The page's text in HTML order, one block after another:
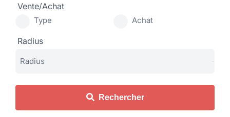
Vente/Achat
Type Achat
Radius
Rechercher